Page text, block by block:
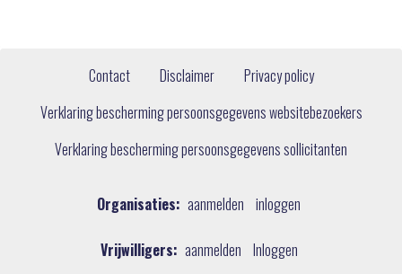
Contact Disclaimer
Privacy policy
Verklaring bescherming persoonsgegevens websitebezoekers
Verklaring bescherming persoonsgegevens sollicitanten
Organisaties: aanmelden inloggen
Vrijwilligers: aanmelden Inloggen